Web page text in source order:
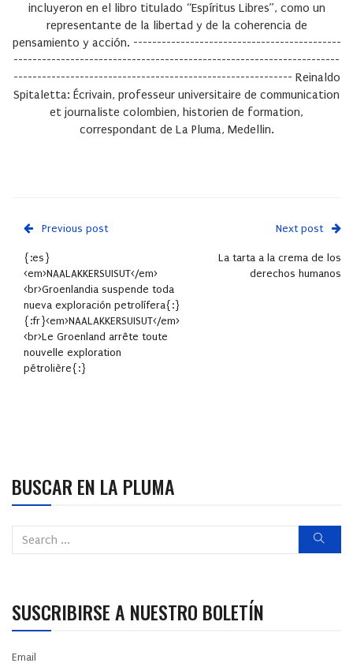
incluyeron en el libro titulado “Espíritus Libres”, como un
representante de la libertad y de la coherencia de
pensamiento y acción. --------------------------------------------
---------------------------------------------------------------------
----------------------------------------------------------- Reinaldo
Spitaletta: Écrivain, professeur universitaire de communication
et journaliste colombien, historien de formation,
correspondant de La Pluma, Medellin.
Previous post
{:es}
<em>NAALAKKERSUISUT</em>
<br>Groenlandia suspende toda
nueva exploración petrolífera{:}
{:fr}<em>NAALAKKERSUISUT</em>
<br>Le Groenland arrête toute
nouvelle exploration
pétrolière{:}
Next post
La tarta a la crema de los
derechos humanos
BUSCAR EN LA PLUMA
SUSCRIBIRSE A NUESTRO BOLETÍN
Email